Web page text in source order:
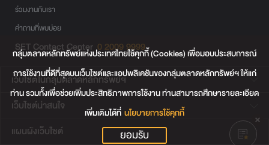
ร่วมงานกับเรา
คำถามที่พบบ่อย
SET Contact Center 0 2009 9999
เว็บไซต์ในกลุ่มตลาดหลักทรัพย์ฯ
เว็บไซต์น่าสนใจ
แผนผังเว็บไซต์
กลุ่มตลาดหลักทรัพย์แห่งประเทศไทยใช้คุกกี้ (Cookies) เพื่อมอบประสบการณ์
การใช้งานที่ดีที่สุดบนเว็บไซต์และแอปพลิเคชันของกลุ่มตลาดหลักทรัพย์ฯ ให้แก่
ท่าน รวมทั้งเพื่อช่วยเพิ่มประสิทธิภาพการใช้งาน ท่านสามารถศึกษารายละเอียด
เพิ่มเติมได้ที่ นโยบายการใช้คุกกี้
ยอมรับ